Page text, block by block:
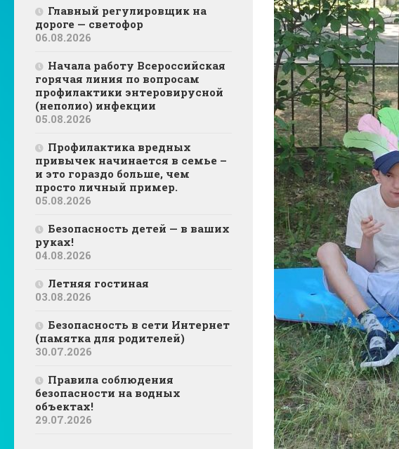
Главный регулировщик на
дороге — светофор
06.08.2026
Начала работу Всероссийская
горячая линия по вопросам
профилактики энтеровирусной
(неполио) инфекции
05.08.2026
Профилактика вредных
привычек начинается в семье –
и это гораздо больше, чем
просто личный пример.
05.08.2026
Безопасность детей — в ваших
руках!
04.08.2026
Летняя гостиная
03.08.2026
Безопасность в сети Интернет
(памятка для родителей)
30.07.2026
Правила соблюдения
безопасности на водных
объектах!
29.07.2026